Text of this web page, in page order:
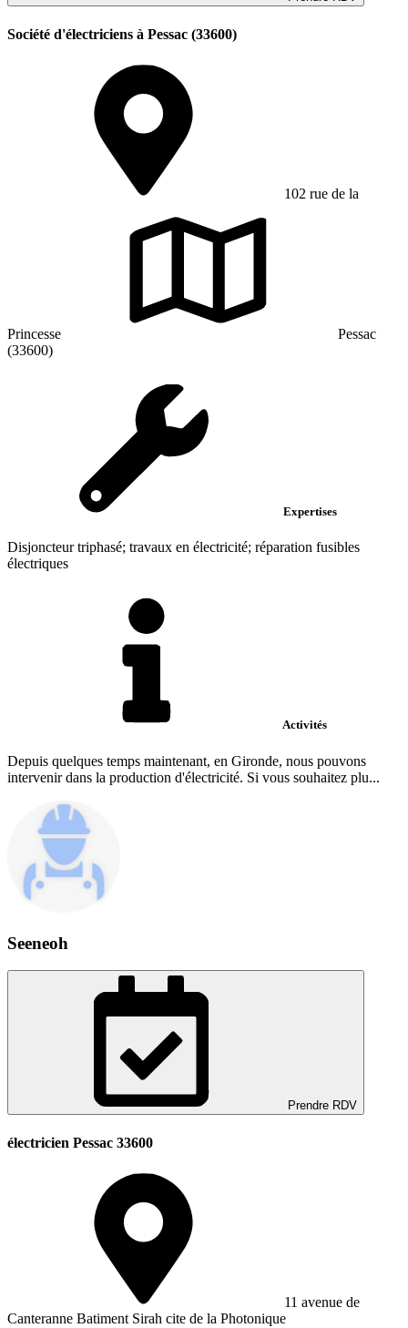
Société d'électriciens à Pessac (33600)
102 rue de la
Princesse
Pessac
(33600)
Expertises
Disjoncteur triphasé; travaux en électricité; réparation fusibles
électriques
Activités
Depuis quelques temps maintenant, en Gironde, nous pouvons
intervenir dans la production d'électricité. Si vous souhaitez plu...
Seeneoh
Prendre RDV
électricien Pessac 33600
11 avenue de
Canteranne Batiment Sirah cite de la Photonique